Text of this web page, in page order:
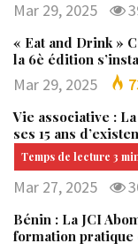
Mar 29, 2025
« Eat and Drink »
la 6è édition
Mar 29, 2025
Vie associative :
ses 15 ans
Mar 27, 2025
Bénin : La JCI
formation